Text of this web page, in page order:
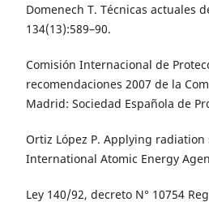
Domenech T. Técnicas actuales
134(13):589–90.
Comisión Internacional de
recomendaciones 2007 de la
Madrid: Sociedad Española de
Ortiz López P. Applying
International Atomic Energy
Ley 140/92, decreto N° 10754